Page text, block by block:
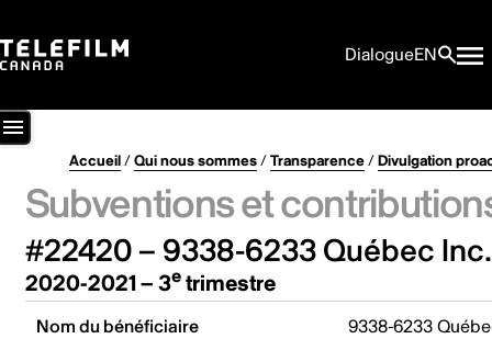
DialogueEN
Accueil/Qui nous sommes/Transparence/Divulgation
Subventions et
#22420 – 9338-6233 Québec Inc.
2020-2021 – 3etrimestre
Nom du bénéficiaire 9338-6233